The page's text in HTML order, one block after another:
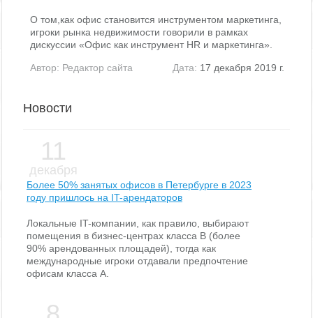
О том,как офис становится инструментом маркетинга,
игроки рынка недвижимости говорили в рамках
дискуссии «Офис как инструмент HR и маркетинга».
Автор: Редактор сайта Дата: 17 декабря 2019 г.
Новости
11
декабря
Более 50% занятых офисов в Петербурге в 2023
году пришлось на IT-арендаторов
Локальные IT-компании, как правило, выбирают
помещения в бизнес-центрах класса В (более
90% арендованных площадей), тогда как
международные игроки отдавали предпочтение
офисам класса А.